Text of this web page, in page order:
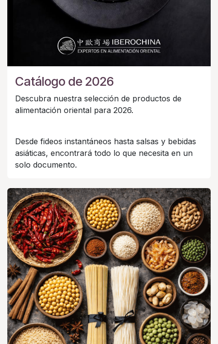
Catálogo de 2026
Descubra nuestra selección de productos de
alimentación oriental para 2026.
Desde fideos instantáneos hasta salsas y bebidas
asiáticas, encontrará todo lo que necesita en un
solo documento.